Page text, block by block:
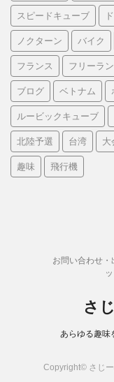
スピードキューブ
ノクターン バイク
フランス フリーラ
ブログ ベトナム
ルービックキューブ
北陸予選 台湾 大
趣味 飛行機
お問い合わせ・
さ
あらゆる趣味
Copyright© さじー